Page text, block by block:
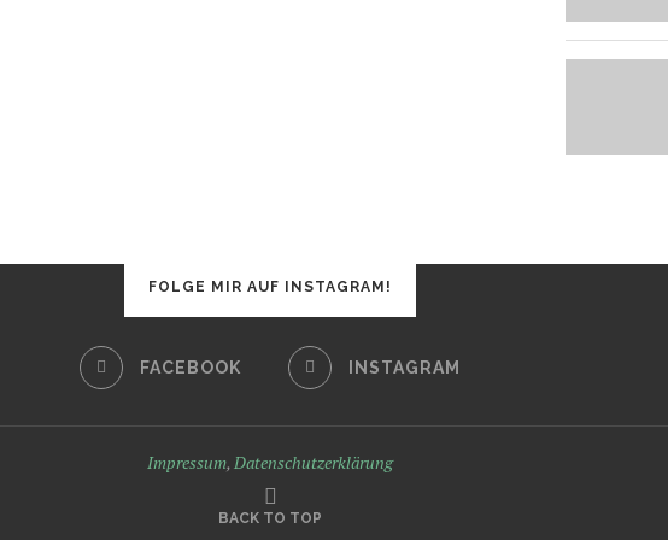
FOLGE MIR AUF INSTAGRAM!
FACEBOOK INSTAGRAM
Impressum,Datenschutzerklärung
BACK TO TOP